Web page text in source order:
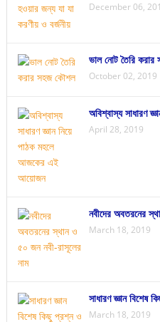
December 06,
ভাল নোট তৈরি
October 02, 2019
অবিশ্বাস্য সাধারণ
April 28, 2019
নবীদের অবতরনের
March 18, 2019
সাধারণ জ্ঞান
March 18, 2019